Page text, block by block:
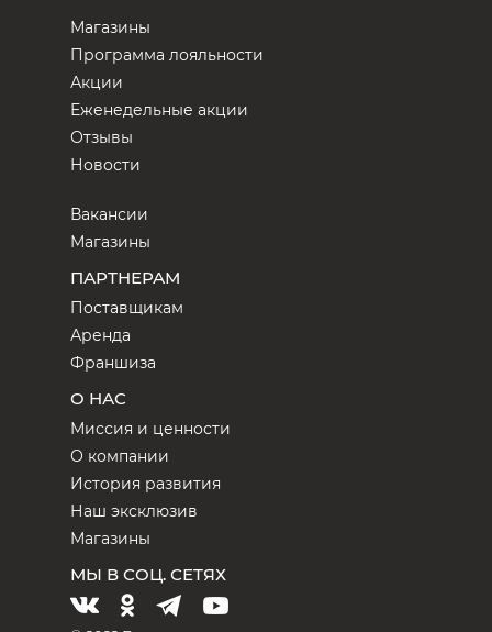
Магазины
Программа лояльности
Акции
Еженедельные акции
Отзывы
Новости
Вакансии
Магазины
ПАРТНЕРАМ
Поставщикам
Аренда
Франшиза
О НАС
Миссия и ценности
О компании
История развития
Наш эксклюзив
Магазины
МЫ В СОЦ. СЕТЯХ